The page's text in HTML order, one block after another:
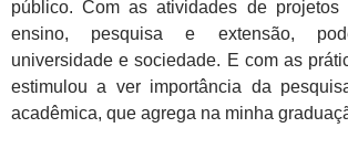
público. Com as atividades de projetos
ensino, pesquisa e extensão,
universidade e sociedade. E com as
estimulou a ver importância da
acadêmica, que agrega na minha